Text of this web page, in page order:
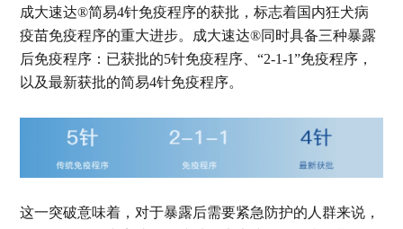
成大速达®简易4针免疫程序的获批，标志着国内狂犬病
疫苗免疫程序的重大进步。成大速达®同时具备三种暴露
后免疫程序：已获批的5针免疫程序、“2-1-1”免疫程序，
以及最新获批的简易4针免疫程序。
这一突破意味着，对于暴露后需要紧急防护的人群来说，